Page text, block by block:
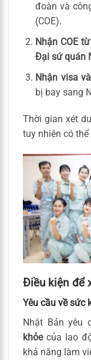
đoàn và
(COE).
Nhận COE
Đại sứ quán
Nhận visa
bị bay sang
Thời gian xét
tuy nhiên có
Điều kiện để
Yêu cầu về sức
Nhật Bản yêu
khỏecủa lao
khả năng làm